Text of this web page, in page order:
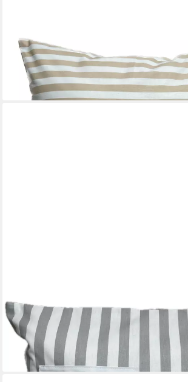
Dekokissen Maritime Kissenhülle *Seestern*
gestreift, 100% Handarbeit aus Bayer
23,95 €
lieferbar - in 9-11 Werktagen bei dir
AMMERKIND
Dekokissen Maritime Kissenhülle "Beach
Kissenhülle ohne Füllung
23,95 €
lieferbar - in 9-11 Werktagen bei dir